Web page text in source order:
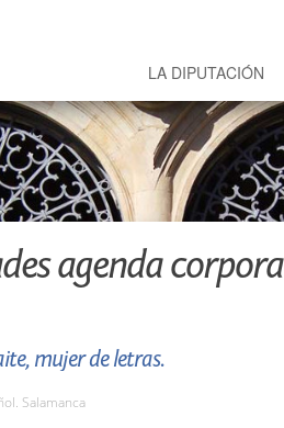
LA DIPUTACIÓN
agenda
mujer de letras.
Salamanca